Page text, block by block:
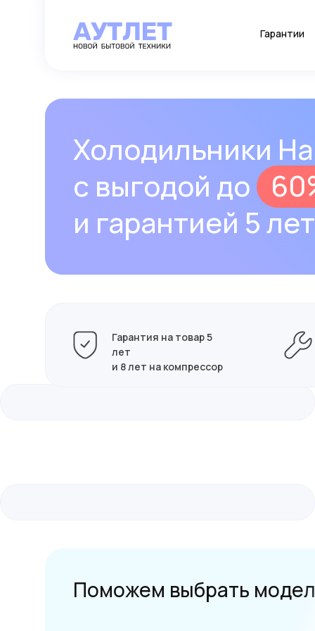
Гарантии
Холодильники
с выгодой
и гарантией 5 лет
Гарантия на товар 5
лет
и 8 лет на компрессор
Поможем выбрать